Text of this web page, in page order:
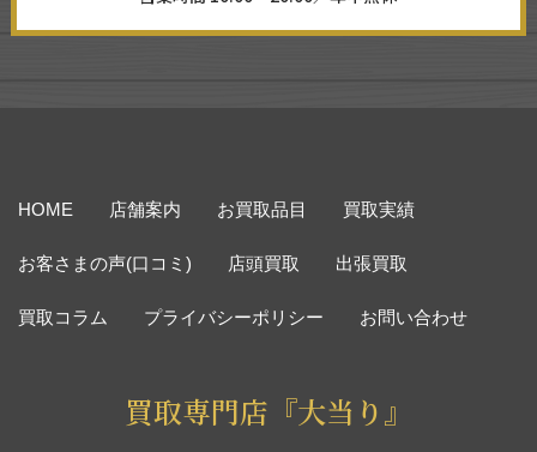
HOME 店舗案内 お買取品目 買取実績
お客さまの声(口コミ) 店頭買取 出張買取
買取コラム プライバシーポリシー お問い合わせ
買取専門店『大当り』